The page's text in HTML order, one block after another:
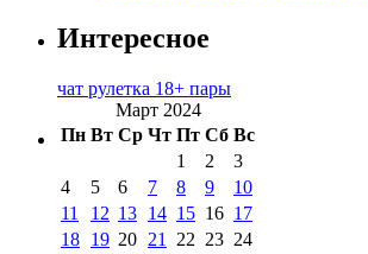
Интересное
чат рулетка 18+ пары
Март 2024
Пн Вт Ср Чт Пт Сб Вс
1
2
3
4
5 6 7 8 9
10
11
12 13 14 15 16 17
18 19 20 21 22 23 24